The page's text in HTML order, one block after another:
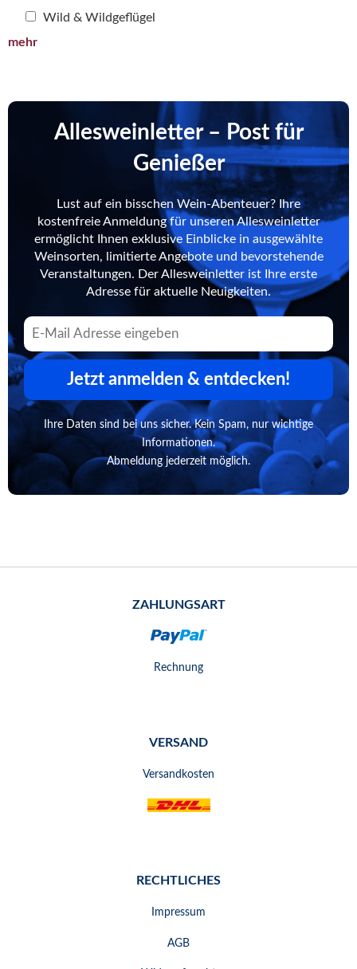
Wild & Wildgeflügel
mehr
Allesweinletter – Post für
Genießer
Lust auf ein bisschen Wein-Abenteuer? Ihre
kostenfreie Anmeldung für unseren Allesweinletter
ermöglicht Ihnen exklusive Einblicke in ausgewählte
Weinsorten, limitierte Angebote und bevorstehende
Veranstaltungen. Der Allesweinletter ist Ihre erste
Adresse für aktuelle Neuigkeiten.
Jetzt anmelden & entdecken!
Ihre Daten sind bei uns sicher. Kein Spam, nur wichtige
Informationen.
Abmeldung jederzeit möglich.
ZAHLUNGSART
Rechnung
VERSAND
Versandkosten
RECHTLICHES
Impressum
AGB